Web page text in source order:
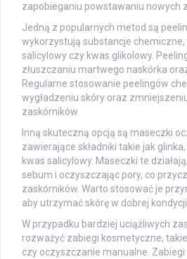
zapobieganiu powstawaniu nowych
Jedną z popularnych metod są
wykorzystują substancje chemiczne,
salicylowy czy kwas glikolowy.
złuszczaniu martwego naskórka
Regularne stosowanie peelingów
wygładzeniu skóry oraz
zaskórników.
Inną skuteczną opcją są maseczki
zawierające składniki takie jak
kwas salicylowy. Maseczki te
sebum i oczyszczając pory, co
zaskórników. Warto stosować je
aby utrzymać skórę w dobrej
W przypadku bardziej uciążliwych
rozważyć zabiegi kosmetyczne,
czy oczyszczanie manualne.